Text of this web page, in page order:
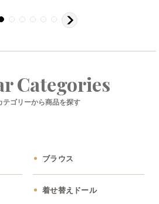
Categories
テゴリーから商品を探す
ブラウス
着せ替えドール